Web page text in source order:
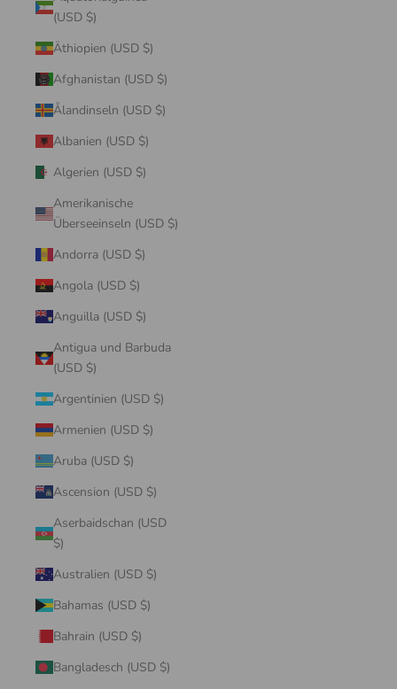
(USD $)
Äthiopien (USD $)
Afghanistan (USD $)
Ålandinseln (USD $)
Albanien (USD $)
Algerien (USD $)
Amerikanische
Überseeinseln (USD $)
Andorra (USD $)
Angola (USD $)
Anguilla (USD $)
Antigua und Barbuda
(USD $)
Argentinien (USD $)
Armenien (USD $)
Aruba (USD $)
Ascension (USD $)
Aserbaidschan (USD
$)
Australien (USD $)
Bahamas (USD $)
Bahrain (USD $)
Bangladesch (USD $)